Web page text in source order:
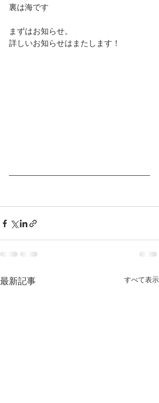
裏は海です
まずはお知らせ。
詳しいお知らせはまたします！
最新記事 すべて表示